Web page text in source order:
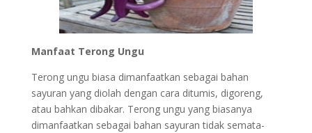
Manfaat Terong Ungu
Terong ungu biasa dimanfaatkan sebagai bahan
sayuran yang diolah dengan cara ditumis, digoreng,
atau bahkan dibakar. Terong ungu yang biasanya
dimanfaatkan sebagai bahan sayuran tidak semata-